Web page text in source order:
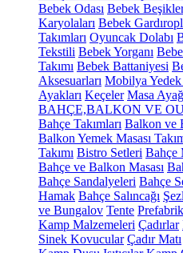
Bebek Odası Bebek
Karyolaları Bebek
Takımları Oyuncak Dolabı
Tekstili Bebek Yorganı
Takımı Bebek Battaniyesi
Aksesuarları Mobilya Yedek
Ayakları Keçeler Masa
BAHÇE,BALKON VE
Bahçe Takımları Balkon ve
Balkon Yemek Masası
Takımı Bistro Setleri Bahçe
Bahçe ve Balkon Masası
Bahçe Sandalyeleri Bahçe
Hamak Bahçe Salıncağı
ve Bungalov Tente
Kamp Malzemeleri Çadırlar
Sinek Kovucular Çadır Matı